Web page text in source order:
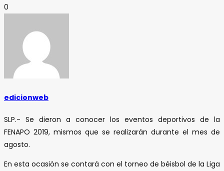
0
edicionweb
SLP.- Se dieron a conocer los eventos deportivos de la
FENAPO 2019, mismos que se realizarán durante el mes de
agosto.
En esta ocasión se contará con el torneo de béisbol de la Liga